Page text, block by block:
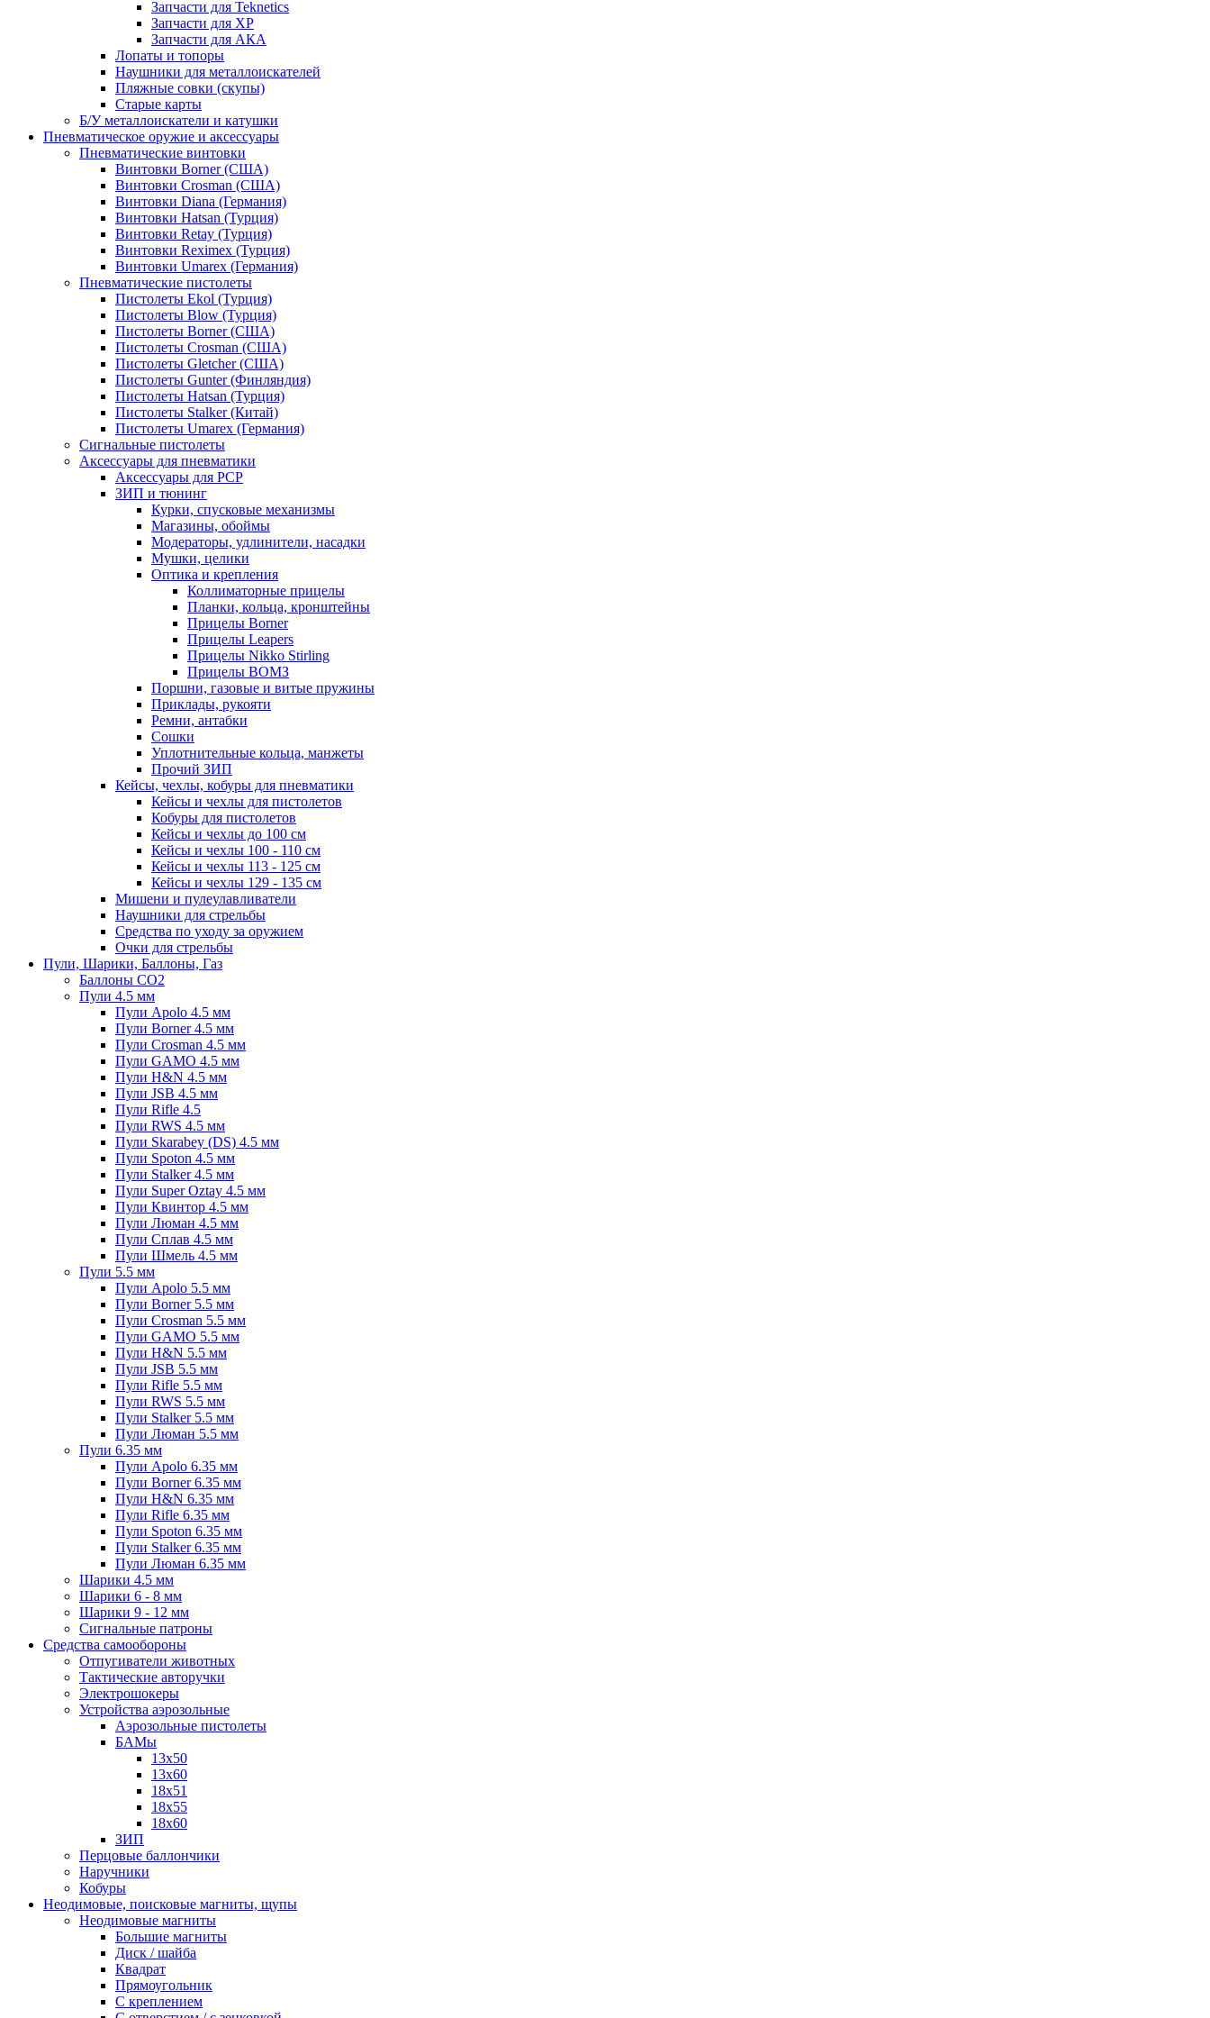
Запчасти для Teknetics
Запчасти для XP
Запчасти для АКА
Лопаты и топоры
Наушники для металлоискателей
Пляжные совки (скупы)
Старые карты
Б/У металлоискатели и катушки
Пневматическое оружие и аксессуары
Пневматические винтовки
Винтовки Borner (США)
Винтовки Crosman (США)
Винтовки Diana (Германия)
Винтовки Hatsan (Турция)
Винтовки Retay (Турция)
Винтовки Reximex (Турция)
Винтовки Umarex (Германия)
Пневматические пистолеты
Пистолеты Ekol (Турция)
Пистолеты Blow (Турция)
Пистолеты Borner (США)
Пистолеты Crosman (США)
Пистолеты Gletcher (США)
Пистолеты Gunter (Финляндия)
Пистолеты Hatsan (Турция)
Пистолеты Stalker (Китай)
Пистолеты Umarex (Германия)
Сигнальные пистолеты
Аксессуары для пневматики
Аксессуары для PCP
ЗИП и тюнинг
Курки, спусковые механизмы
Магазины, обоймы
Модераторы, удлинители, насадки
Мушки, целики
Оптика и крепления
Коллиматорные прицелы
Планки, кольца, кронштейны
Прицелы Borner
Прицелы Leapers
Прицелы Nikko Stirling
Прицелы ВОМЗ
Поршни, газовые и витые пружины
Приклады, рукояти
Ремни, антабки
Сошки
Уплотнительные кольца, манжеты
Прочий ЗИП
Кейсы, чехлы, кобуры для пневматики
Кейсы и чехлы для пистолетов
Кобуры для пистолетов
Кейсы и чехлы до 100 см
Кейсы и чехлы 100 - 110 см
Кейсы и чехлы 113 - 125 см
Кейсы и чехлы 129 - 135 см
Мишени и пулеулавливатели
Наушники для стрельбы
Средства по уходу за оружием
Очки для стрельбы
Пули, Шарики, Баллоны, Газ
Баллоны CO2
Пули 4.5 мм
Пули Apolo 4.5 мм
Пули Borner 4.5 мм
Пули Crosman 4.5 мм
Пули GAMO 4.5 мм
Пули H&N 4.5 мм
Пули JSB 4.5 мм
Пули Rifle 4.5
Пули RWS 4.5 мм
Пули Skarabey (DS) 4.5 мм
Пули Spoton 4.5 мм
Пули Stalker 4.5 мм
Пули Super Oztay 4.5 мм
Пули Квинтор 4.5 мм
Пули Люман 4.5 мм
Пули Сплав 4.5 мм
Пули Шмель 4.5 мм
Пули 5.5 мм
Пули Apolo 5.5 мм
Пули Borner 5.5 мм
Пули Crosman 5.5 мм
Пули GAMO 5.5 мм
Пули H&N 5.5 мм
Пули JSB 5.5 мм
Пули Rifle 5.5 мм
Пули RWS 5.5 мм
Пули Stalker 5.5 мм
Пули Люман 5.5 мм
Пули 6.35 мм
Пули Apolo 6.35 мм
Пули Borner 6.35 мм
Пули H&N 6.35 мм
Пули Rifle 6.35 мм
Пули Spoton 6.35 мм
Пули Stalker 6.35 мм
Пули Люман 6.35 мм
Шарики 4.5 мм
Шарики 6 - 8 мм
Шарики 9 - 12 мм
Сигнальные патроны
Средства самообороны
Отпугиватели животных
Тактические авторучки
Электрошокеры
Устройства аэрозольные
Аэрозольные пистолеты
БАМы
13х50
13х60
18х51
18х55
18х60
ЗИП
Перцовые баллончики
Наручники
Кобуры
Неодимовые, поисковые магниты, щупы
Неодимовые магниты
Большие магниты
Диск / шайба
Квадрат
Прямоугольник
С креплением